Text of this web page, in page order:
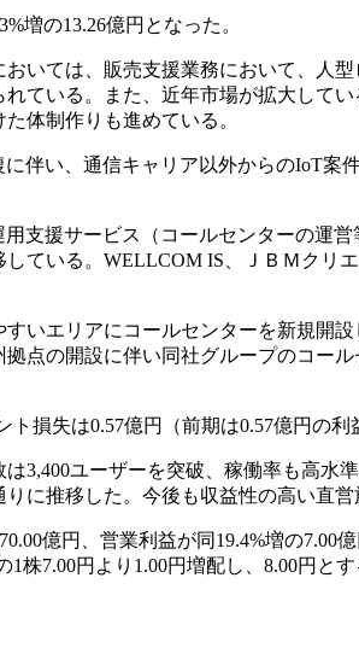
増の13.26億円となった。
いては、販売支援業務において、人
ている。また、近年市場が拡大して
体制作りも進めている。
伴い、通信キャリア以外からのIoT
支援サービス（コールセンターの運
ている。WELLCOM IS、ＪＢＭクリ
いエリアにコールセンターを新規開
点の開設に伴い同社グループのコー
損失は0.57億円（前期は0.57億円の利
3,400ユーザーを突破、稼働率も高
に推移した。今後も収益性の高い直
億円、営業利益が同19.4%増の7.00
株7.00円より1.00円増配し、8.00円とす